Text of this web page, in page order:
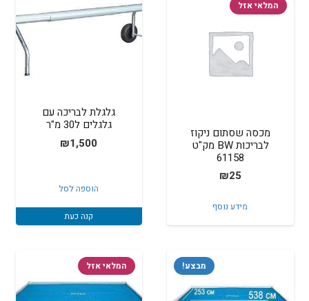
המלאי אזל
מכסה שסתום ניקוז
לבריכות BW מק"ט
61158
₪25
מידע נוסף
גלגלת לבריכה עם
גלגלים ל30 מ"ר
₪1,500
הוספה לסל
קנה כעת
מבצע! המלאי אזל